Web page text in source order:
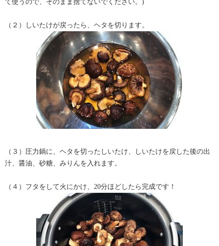
て使うので、そのまま捨てないでください。)
（２）しいたけが戻ったら、ヘタを切ります。
（３）圧力鍋に、ヘタを切ったしいたけ、しいたけを戻した後の出
汁、醤油、砂糖、みりんを入れます。
（４）フタをして火にかけ、20分ほどしたら完成です！